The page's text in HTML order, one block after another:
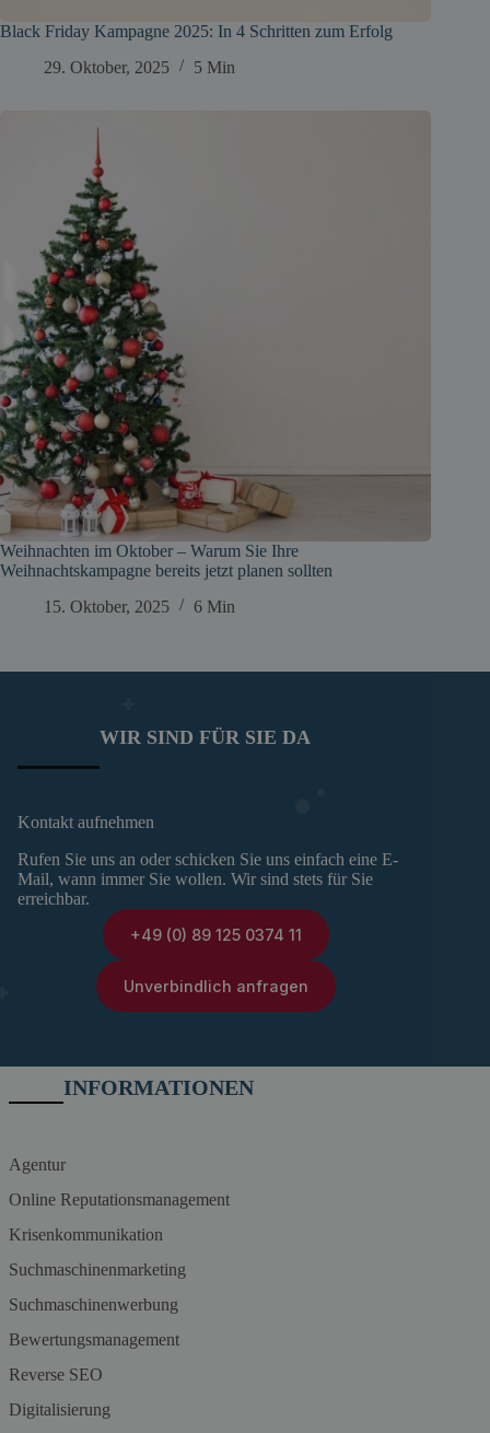
Black Friday Kampagne 2025: In 4 Schritten zum Erfolg
29. Oktober, 2025
5 Min
Weihnachten im Oktober – Warum Sie Ihre
Weihnachtskampagne bereits jetzt planen sollten
15. Oktober, 2025
6 Min
WIR SIND FÜR SIE DA
Kontakt aufnehmen
Rufen Sie uns an oder schicken Sie uns einfach eine E-
Mail, wann immer Sie wollen. Wir sind stets für Sie
erreichbar.
+49 (0) 89 125 0374 11
Unverbindlich anfragen
INFORMATIONEN
Agentur
Online Reputationsmanagement
Krisenkommunikation
Suchmaschinenmarketing
Suchmaschinenwerbung
Bewertungsmanagement
Reverse SEO
Digitalisierung